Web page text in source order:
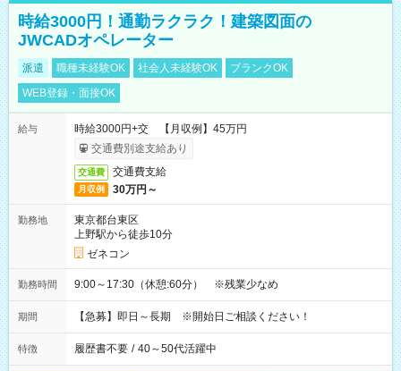
時給3000円！通勤ラクラク！建築図面の
JWCADオペレーター
派遣 職種未経験OK 社会人未経験OK
ブランクOK
WEB登録・面接OK
給与
時給3000円+交 【月収例】45万円
交通費別途支給あり
交通費 交通費支給
月収例 30万円～
勤務地
東京都台東区
上野駅から徒歩10分
ゼネコン
勤務時間 9:00～17:30（休憩:60分） ※残業少なめ
期間 【急募】即日～長期 ※開始日ご相談ください！
特徴 履歴書不要 / 40～50代活躍中